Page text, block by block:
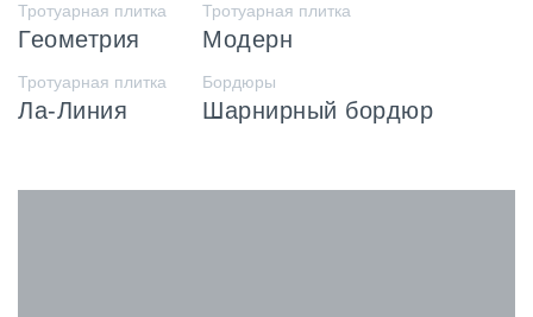
Тротуарная плитка
Геометрия
Тротуарная плитка
Модерн
Тротуарная плитка
Ла-Линия
Бордюры
Шарнирный бордюр